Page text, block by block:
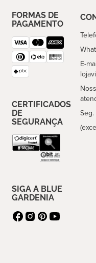
FORMAS DE
PAGAMENTO
CERTIFICADOS
DE
SEGURANÇA
SIGA A BLUE
GARDENIA
E-
Seg.